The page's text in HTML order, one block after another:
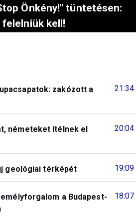
Önkény!" tüntetésen:
felelniük kell!
21:34
zakózott a
20:04
németeket ítélnek el
19:09
geológiai térképét
18:07
a Budapest-